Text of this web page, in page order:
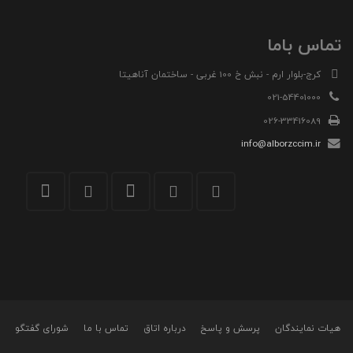
تماس باما
کرج-بلوار ارم - نبش خ 100 غربی - ساختمان آناهیتا
021-54401000
026-33416089
info@alborzccim.ir
هیات نمایندگان پرسش و پاسخ درباره اتاق تماس با ما شورای گفتگو